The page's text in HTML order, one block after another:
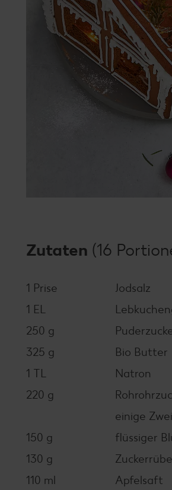
Zutaten (16
1 Prise
Jodsalz
1 EL
250 g
325 g
Bio Butter
1 TL
Natron
220 g
einige
150 g
flüssiger
130 g
110 ml
Apfelsaft